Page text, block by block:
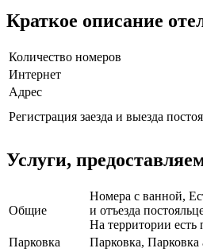
Краткое описание
Количество номеров
Интернет
Адрес
Регистрация заезда и выезда
Услуги,
Общие
Номера с ванной,
и отъезда
На территории есть
Парковка
Парковка,